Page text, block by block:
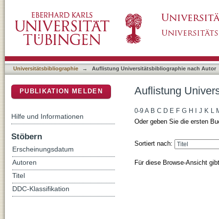
Universitätsbibliographie → Auflistung Universitätsbibliographie nach Autor
Auflistung
0-9 A B C D E F G H J K L
Oder geben Sie die ersten
Sortiert nach:
Für diese Browse-Ansicht
PUBLIKATION MELDEN
Hilfe und Informationen
Stöbern
Erscheinungsdatum
Autoren
Titel
DDC-Klassifikation